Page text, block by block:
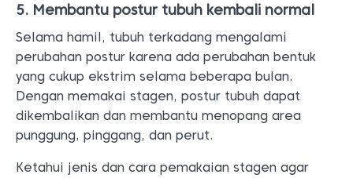
5. Membantu postur tubuh kembali normal
Selama hamil, tubuh terkadang mengalami
perubahan postur karena ada perubahan bentuk
yang cukup ekstrim selama beberapa bulan.
Dengan memakai stagen, postur tubuh dapat
dikembalikan dan membantu menopang area
punggung, pinggang, dan perut.
Ketahui jenis dan cara pemakaian stagen agar